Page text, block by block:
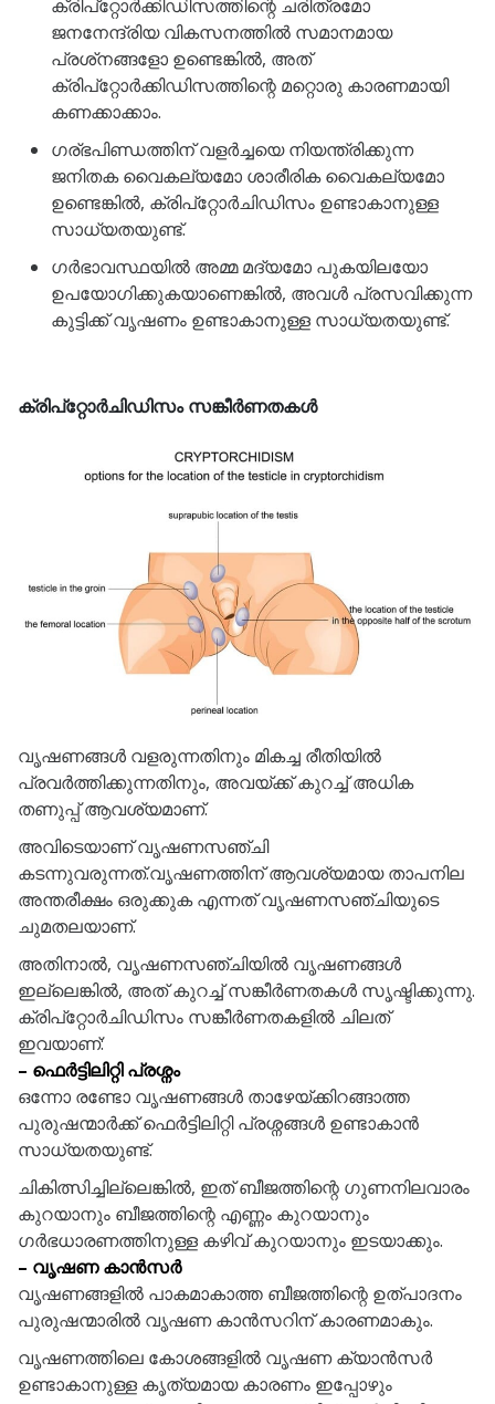
ക്രിപ്‌റ്റോർക്കിഡിസത്തിന്റെ ചരിത്രമോ
ജനനേന്ദ്രിയ വികസനത്തിൽ സമാനമായ
പ്രശ്‌നങ്ങളോ ഉണ്ടെങ്കിൽ, അത്
ക്രിപ്‌റ്റോർക്കിഡിസത്തിന്റെ മറ്റൊരു കാരണമായി
കണക്കാക്കാം.
ഗര്ഭപിണ്ഡത്തിന് വളർച്ചയെ നിയന്ത്രിക്കുന്ന
ജനിതക വൈകല്യമോ ശാരീരിക വൈകല്യമോ
ഉണ്ടെങ്കിൽ, ക്രിപ്റ്റോർചിഡിസം ഉണ്ടാകാനുള്ള
സാധ്യതയുണ്ട്.
ഗർഭാവസ്ഥയിൽ അമ്മ മദ്യമോ പുകയിലയോ
ഉപയോഗിക്കുകയാണെങ്കിൽ, അവൾ പ്രസവിക്കുന്ന
കുട്ടിക്ക് വൃഷണം ഉണ്ടാകാനുള്ള സാധ്യതയുണ്ട്.
ക്രിപ്റ്റോർചിഡിസം സങ്കീർണതകൾ
വൃഷണങ്ങൾ വളരുന്നതിനും മികച്ച രീതിയിൽ
പ്രവർത്തിക്കുന്നതിനും, അവയ്ക്ക് കുറച്ച് അധിക
തണുപ്പ് ആവശ്യമാണ്.
അവിടെയാണ് വൃഷണസഞ്ചി
കടന്നുവരുന്നത്.വൃഷണത്തിന് ആവശ്യമായ താപനില
അന്തരീക്ഷം ഒരുക്കുക എന്നത് വൃഷണസഞ്ചിയുടെ
ചുമതലയാണ്.
അതിനാൽ, വൃഷണസഞ്ചിയിൽ വൃഷണങ്ങൾ
ഇല്ലെങ്കിൽ, അത് കുറച്ച് സങ്കീർണതകൾ സൃഷ്ടിക്കുന്നു.
ക്രിപ്‌റ്റോർചിഡിസം സങ്കീർണതകളിൽ ചിലത്
ഇവയാണ്:
– ഫെർട്ടിലിറ്റി പ്രശ്നം
ഒന്നോ രണ്ടോ വൃഷണങ്ങൾ താഴേയ്ക്കിറങ്ങാത്ത
പുരുഷന്മാർക്ക് ഫെർട്ടിലിറ്റി പ്രശ്നങ്ങൾ ഉണ്ടാകാൻ
സാധ്യതയുണ്ട്.
ചികിത്സിച്ചില്ലെങ്കിൽ, ഇത് ബീജത്തിന്റെ ഗുണനിലവാരം
കുറയാനും ബീജത്തിന്റെ എണ്ണം കുറയാനും
ഗർഭധാരണത്തിനുള്ള കഴിവ് കുറയാനും ഇടയാക്കും.
– വൃഷണ കാൻസർ
വൃഷണങ്ങളിൽ പാകമാകാത്ത ബീജത്തിന്റെ ഉത്പാദനം
പുരുഷന്മാരിൽ വൃഷണ കാൻസറിന് കാരണമാകും.
വൃഷണത്തിലെ കോശങ്ങളിൽ വൃഷണ ക്യാൻസർ
ഉണ്ടാകാനുള്ള കൃത്യമായ കാരണം ഇപ്പോഴും